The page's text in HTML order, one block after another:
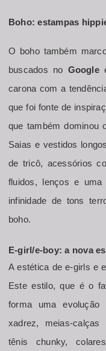
Boho: estampas
O boho também
buscados no Google
carona com a
que foi fonte de
que também dominou
Saias e vestidos
de tricô, acessórios
fluidos, lenços e
infinidade de tons
boho.
E-girl/e-boy: a nova
A estética de e-girls e
Este estilo, que é o
forma uma
xadrez, meias-
tênis chunky,